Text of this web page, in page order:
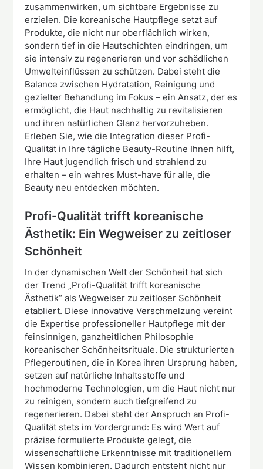
zusammenwirken, um sichtbare Ergebnisse zu
erzielen. Die koreanische Hautpflege setzt auf
Produkte, die nicht nur oberflächlich wirken,
sondern tief in die Hautschichten eindringen, um
sie intensiv zu regenerieren und vor schädlichen
Umwelteinflüssen zu schützen. Dabei steht die
Balance zwischen Hydratation, Reinigung und
gezielter Behandlung im Fokus – ein Ansatz, der es
ermöglicht, die Haut nachhaltig zu revitalisieren
und ihren natürlichen Glanz hervorzuheben.
Erleben Sie, wie die Integration dieser Profi-
Qualität in Ihre tägliche Beauty-Routine Ihnen hilft,
Ihre Haut jugendlich frisch und strahlend zu
erhalten – ein wahres Must-have für alle, die
Beauty neu entdecken möchten.
Profi-Qualität trifft koreanische
Ästhetik: Ein Wegweiser zu zeitloser
Schönheit
In der dynamischen Welt der Schönheit hat sich
der Trend „Profi-Qualität trifft koreanische
Ästhetik“ als Wegweiser zu zeitloser Schönheit
etabliert. Diese innovative Verschmelzung vereint
die Expertise professioneller Hautpflege mit der
feinsinnigen, ganzheitlichen Philosophie
koreanischer Schönheitsrituale. Die strukturierten
Pflegeroutinen, die in Korea ihren Ursprung haben,
setzen auf natürliche Inhaltsstoffe und
hochmoderne Technologien, um die Haut nicht nur
zu reinigen, sondern auch tiefgreifend zu
regenerieren. Dabei steht der Anspruch an Profi-
Qualität stets im Vordergrund: Es wird Wert auf
präzise formulierte Produkte gelegt, die
wissenschaftliche Erkenntnisse mit traditionellem
Wissen kombinieren. Dadurch entsteht nicht nur